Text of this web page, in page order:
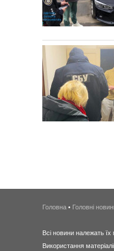
Головна • Головні
Всі новини належать їх
Використання